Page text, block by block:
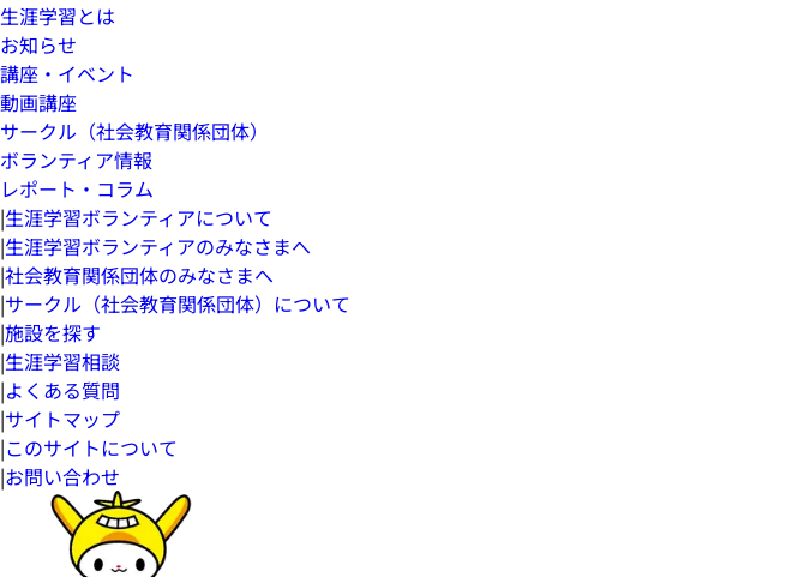
生涯学習とは
お知らせ
講座・イベント
動画講座
サークル（社会教育関係団体）
ボランティア情報
レポート・コラム
|生涯学習ボランティアについて
|生涯学習ボランティアのみなさまへ
|社会教育関係団体のみなさまへ
|サークル（社会教育関係団体）について
|施設を探す
|生涯学習相談
|よくある質問
|サイトマップ
|このサイトについて
|お問い合わせ